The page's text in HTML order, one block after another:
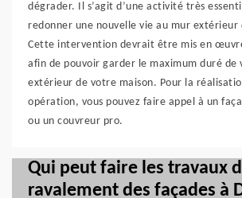
dégrader. Il s’agit d’une activité très
redonner une nouvelle vie au mur extérieur
Cette intervention devrait être mis en
afin de pouvoir garder le maximum duré de
extérieur de votre maison. Pour la
opération, vous pouvez faire appel à un
ou un couvreur pro.
Qui peut faire les travaux
ravalement des façades à